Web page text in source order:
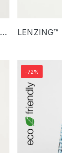
LENZING™ ECOVERO™ Niebieska bluzka damska Clara z roślinnym wzorem – Ciao Amore
-72%